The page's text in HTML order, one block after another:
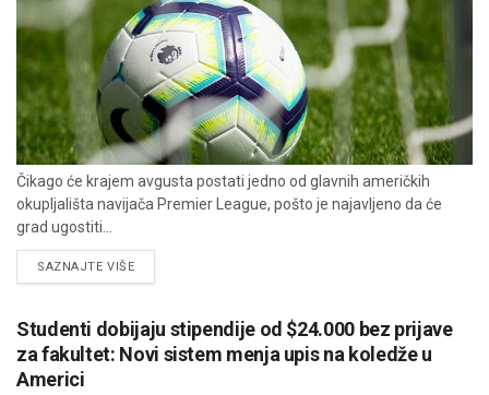
Čikago će krajem avgusta postati jedno od glavnih američkih
okupljališta navijača Premier League, pošto je najavljeno da će
grad ugostiti...
SAZNAJTE VIŠEDETAILS
Studenti dobijaju stipendije od $24.000 bez prijave
za fakultet: Novi sistem menja upis na koledže u
Americi